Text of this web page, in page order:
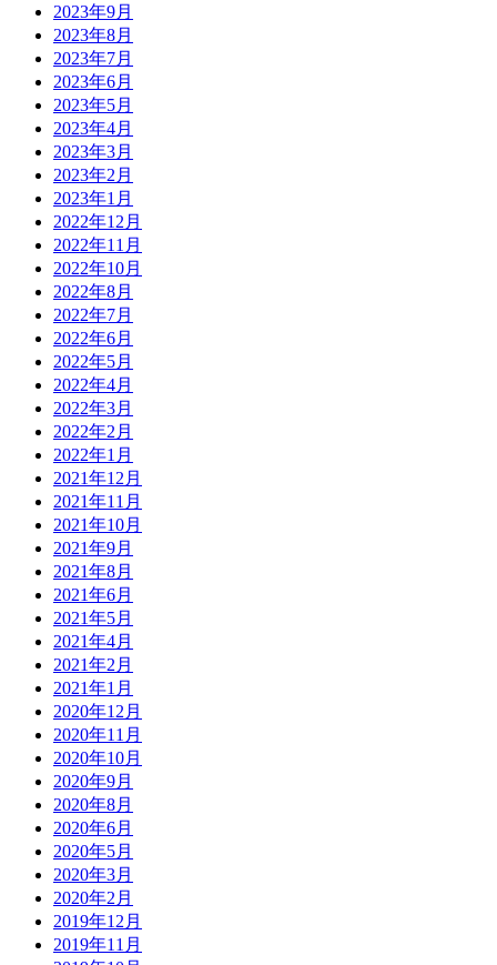
2023年9月
2023年8月
2023年7月
2023年6月
2023年5月
2023年4月
2023年3月
2023年2月
2023年1月
2022年12月
2022年11月
2022年10月
2022年8月
2022年7月
2022年6月
2022年5月
2022年4月
2022年3月
2022年2月
2022年1月
2021年12月
2021年11月
2021年10月
2021年9月
2021年8月
2021年6月
2021年5月
2021年4月
2021年2月
2021年1月
2020年12月
2020年11月
2020年10月
2020年9月
2020年8月
2020年6月
2020年5月
2020年3月
2020年2月
2019年12月
2019年11月